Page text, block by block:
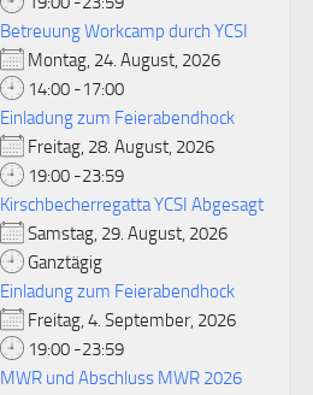
Betreuung Workcamp durch YCSI
Montag, 24. August, 2026
14:00 -17:00
Einladung zum Feierabendhock
Freitag, 28. August, 2026
19:00 -23:59
Kirschbecherregatta YCSI Abgesagt
Samstag, 29. August, 2026
Ganztägig
Einladung zum Feierabendhock
Freitag, 4. September, 2026
19:00 -23:59
MWR und Abschluss MWR 2026